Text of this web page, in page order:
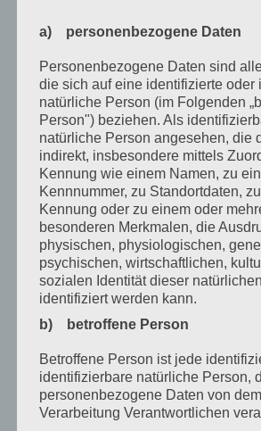
August 2020
Juli 2020
Juni 2020
Mai 2020
April 2020
März 2020
Februar 2020
Januar 2020
Dezember 2019
November 2019
Oktober 2019
a) personenbezogene Daten
Personenbezogene Daten sind
die sich auf eine identifizierte oder
natürliche Person (im Folgenden
Person") beziehen. Als
natürliche Person angesehen, die
indirekt, insbesondere mittels
Kennung wie einem Namen, zu
Kennnummer, zu Standortdaten,
Kennung oder zu einem oder
besonderen Merkmalen, die
physischen, physiologischen,
psychischen, wirtschaftlichen,
sozialen Identität dieser
identifiziert werden kann.
b) betroffene Person
Betroffene Person ist jede
identifizierbare natürliche Person,
personenbezogene Daten von
Verarbeitung Verantwortlichen